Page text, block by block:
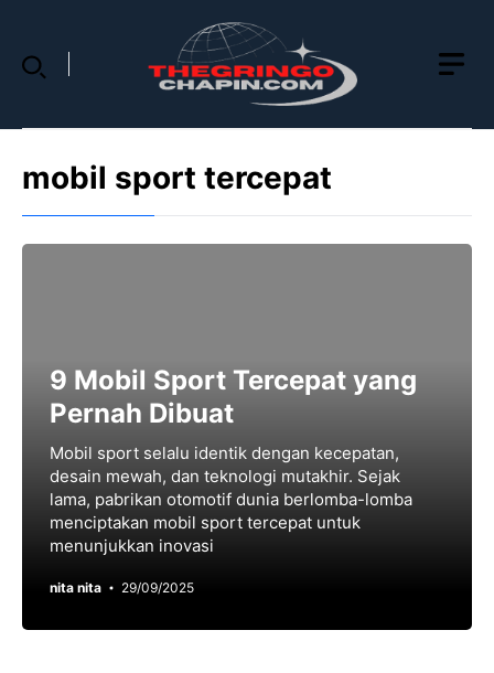
content
mobil sport tercepat
9 Mobil Sport Tercepat yang
Pernah Dibuat
Mobil sport selalu identik dengan kecepatan,
desain mewah, dan teknologi mutakhir. Sejak
lama, pabrikan otomotif dunia berlomba-lomba
menciptakan mobil sport tercepat untuk
menunjukkan inovasi
nita nita 29/09/2025